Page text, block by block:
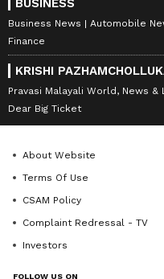
BUSINESS
Business News Automobile
Finance
KRISHI
Pravasi Malayali World, News &
Dear Big Ticket
About Website
Terms Of Use
CSAM Policy
Complaint Redressal - TV
Investors
FOLLOW US ON